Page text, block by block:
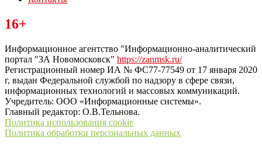
Читайте последние новости дня в Тульской области на сайте
“ЗаНовомосковск”
16+
Информационное агентство "Информационно-аналитический
портал "ЗА Новомосковск" https://zanmsk.ru/
Регистрационный номер ИА № ФС77-77549 от 17 января 2020
г, выдан Федеральной службой по надзору в сфере связи,
информационных технологий и массовых коммуникаций.
Учредитель: ООО «Информационные системы».
Главный редактор: О.В.Тельнова.
Политика использования cookie
Политика обработки персональных данных